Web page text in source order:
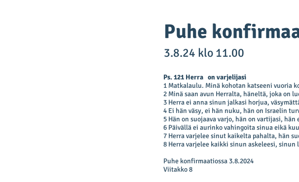
Puhe
3.8.24 klo 11.00
Ps. 121 Herra on varjelijasi
1 Matkalaulu. Minä kohotan katseeni vuoria
2 Minä saan avun Herralta, häneltä, joka on
3 Herra ei anna sinun jalkasi horjua,
4 Ei hän väsy, ei hän nuku, hän on Israelin
5 Hän on suojaava varjo, hän on vartijasi,
6 Päivällä ei aurinko vahingoita sinua eikä
7 Herra varjelee sinut kaikelta pahalta, hän
8 Herra varjelee kaikki sinun askeleesi,
Puhe konfirmaatiossa 3.8.2024
Viitakko 8